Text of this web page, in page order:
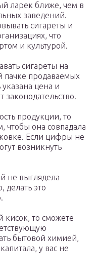
ларек ближе, чем в
заведений.
сигареты и
что
и культурой.
сигареты на
пачке продаваемых
цена и
законодательство.
продукции, то
чтобы она совпадала
Если цифры не
возникнуть
не выглядела
делать это
кисок, то сможете
бытовой химией,
у вас не